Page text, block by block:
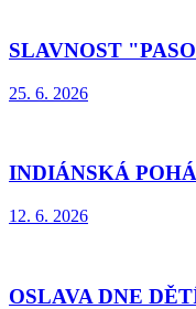
SLAVNOST
25. 6. 2026
INDIÁNSKÁ
12. 6. 2026
OSLAVA DNE